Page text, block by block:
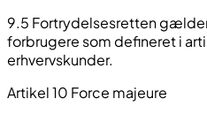
9.5 Fortrydelsesretten
forbrugere som defineret i
erhvervskunder.
Artikel 10 Force majeure